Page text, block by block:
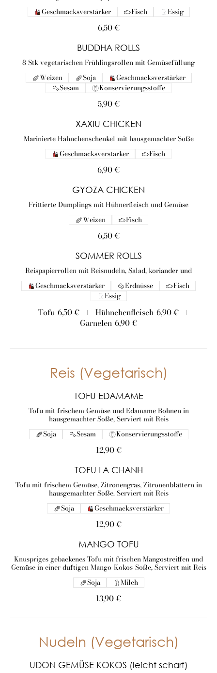
6,50 €
Geschmacksverstärker Fisch Essig
BUDDHA ROLLS
8 Stk vegetarischen Frühlingsrollen mit Gemüsefüllung
5,90 €
Weizen Soja
Geschmacksverstärker
Sesam
Konservierungsstoffe
XAXIU CHICKEN
Marinierte Hähnchenschenkel mit hausgemachter Soße
6,90 €
Geschmacksverstärker Fisch
GYOZA CHICKEN
Frittierte Dumplings mit Hühnerfleisch und Gemüse
6,50 €
Weizen Fisch
SOMMER ROLLS
Reispapierrollen mit Reisnudeln, Salad, koriander und
Tofu 6,50 € Hühnchenfleisch 6,90 €
Garnelen 6,90 €
Geschmacksverstärker Erdnüsse
Fisch
Essig
Reis (Vegetarisch)
TOFU EDAMAME
Tofu mit frischem Gemüse und Edamame Bohnen in
hausgemachter Soße, Serviert mit Reis
12,90 €
Soja Sesam Konservierungsstoffe
TOFU LA CHANH
Tofu mit frischem Gemüse, Zitronengras, Zitronenblättern in
hausgemachter Soße. Serviert mit Reis
12,90 €
Soja Geschmacksverstärker
MANGO TOFU
Knuspriges gebackenes Tofu mit frischen Mangostreiffen und
Gemüse in einer duftigen Mango-Kokos-Soße, Serviert mit Reis
13,90 €
Soja Milch
Nudeln (Vegetarisch)
UDON GEMÜSE KOKOS (leicht scharf)